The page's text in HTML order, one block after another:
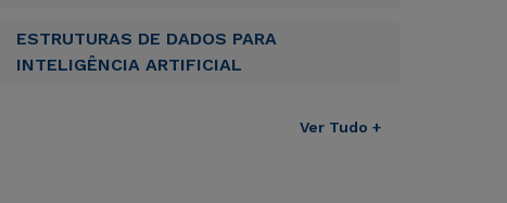
ESTRUTURAS DE DADOS PARA
INTELIGÊNCIA ARTIFICIAL
Ver Tudo +